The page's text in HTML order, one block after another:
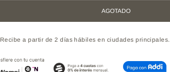
AGOTADO
Recibe a partir de 2 días hábiles en ciudades principales.